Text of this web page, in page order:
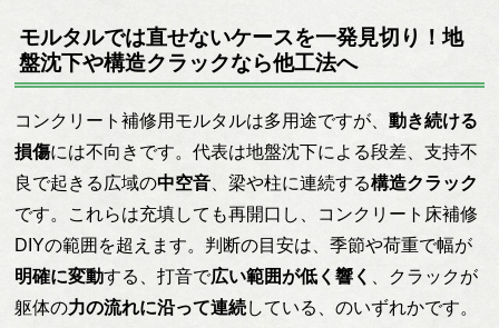
モルタルでは直せないケースを一発見切り！地
盤沈下や構造クラックなら他工法へ
コンクリート補修用モルタルは多用途ですが、動き続ける
損傷には不向きです。代表は地盤沈下による段差、支持不
良で起きる広域の中空音 、梁や柱に連続する構造クラック
です。これらは充填しても再開口し、コンクリート床補修
DIYの範囲を超えます。判断の目安は、季節や荷重で幅が
明確に変動する、打音で広い範囲が低く響く
、クラックが
躯体の力の流れに沿って連続している、のいずれかです。